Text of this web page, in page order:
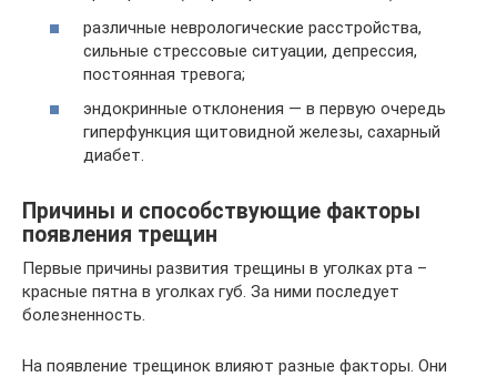
различные неврологические расстройства,
сильные стрессовые ситуации, депрессия,
постоянная тревога;
эндокринные отклонения — в первую очередь
гиперфункция щитовидной железы, сахарный
диабет.
Причины и способствующие факторы
появления трещин
Первые причины развития трещины в уголках рта –
красные пятна в уголках губ. За ними последует
болезненность.
На появление трещинок влияют разные факторы. Они